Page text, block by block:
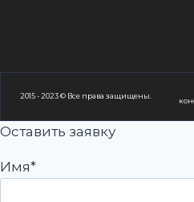
2015 - 2023 © Все права защищены.
Оставить заявку
Имя*